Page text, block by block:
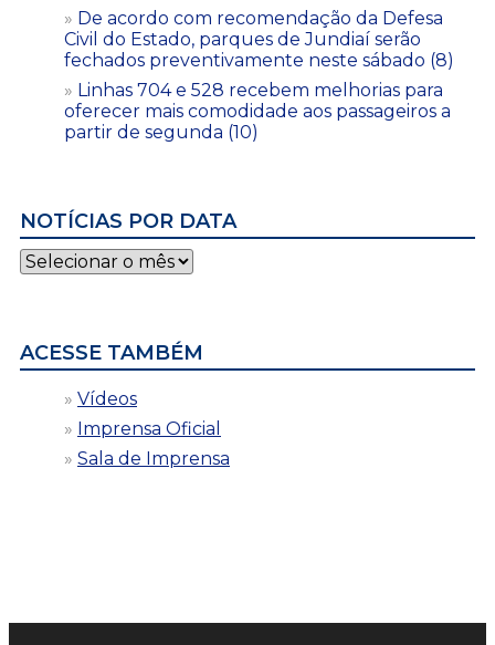
De acordo com recomendação da Defesa
Civil do Estado, parques de Jundiaí serão
fechados preventivamente neste sábado (8)
Linhas 704 e 528 recebem melhorias para
oferecer mais comodidade aos passageiros a
partir de segunda (10)
NOTÍCIAS POR DATA
Notícias
por
ACESSE TAMBÉM
Vídeos
Imprensa Oficial
Sala de Imprensa